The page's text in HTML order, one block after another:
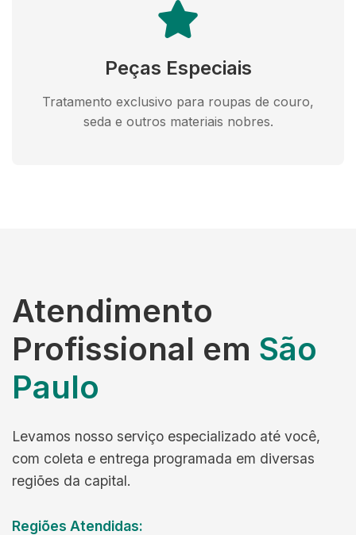
Peças Especiais
Tratamento exclusivo para roupas de couro,
seda e outros materiais nobres.
Atendimento
Profissional em São
Paulo
Levamos nosso serviço especializado até você,
com coleta e entrega programada em diversas
regiões da capital.
Regiões Atendidas: